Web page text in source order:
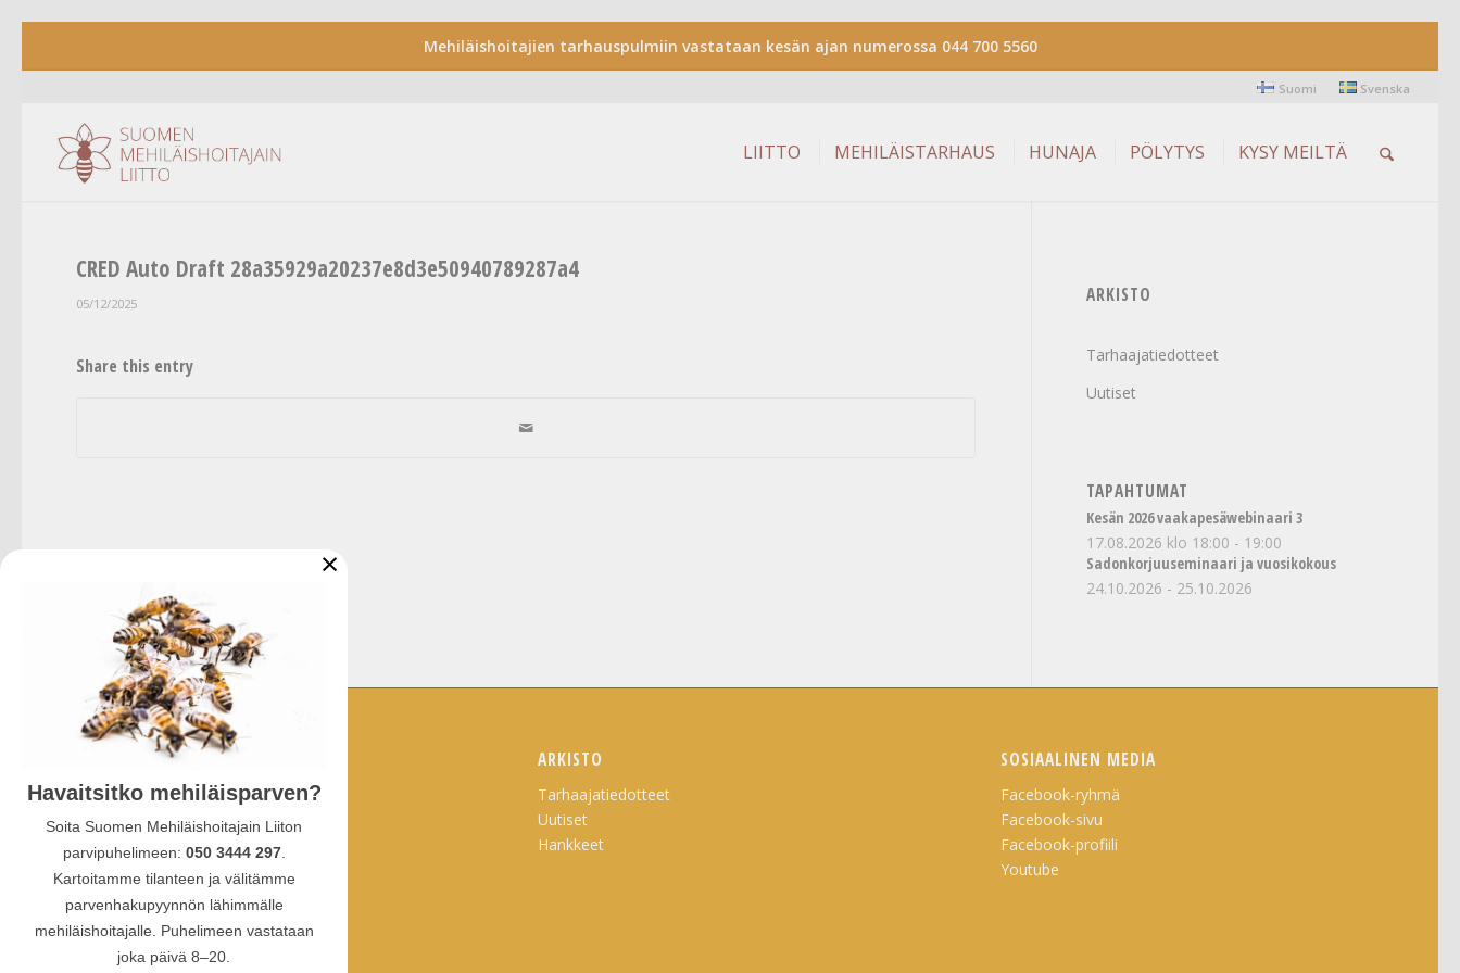
Mehiläishoitajien tarhauspulmiin vastataan kesän ajan numerossa 044 700 5560
Suomi Svenska
LIITTO MEHILÄISTARHAUS HUNAJA PÖLYTYS KYSY MEILTÄ
CRED Auto Draft 28a35929a20237e8d3e50940789287a4
05/12/2025
Share this entry
ARKISTO
Tarhaajatiedotteet
Uutiset
TAPAHTUMAT
Kesän 2026 vaakapesäwebinaari 3
17.08.2026 klo 18:00 - 19:00
Sadonkorjuuseminaari ja vuosikokous
24.10.2026 - 25.10.2026
YHTEYSTIEDOT
Ullanlinnankatu 1 A 3
00130 Helsinki
puhelin:
010 387 4770
sähköposti: sml(at)hunaja.net
Tietosuojaselosteet
ARKISTO
Tarhaajatiedotteet
Uutiset
Hankkeet
SOSIAALINEN MEDIA
Facebook-ryhmä
Facebook-sivu
Facebook-profiili
Youtube
Havaitsitko mehiläisparven?
Soita Suomen Mehiläishoitajain Liiton
parvipuhelimeen: 050 3444 297.
Kartoitamme tilanteen ja välitämme
parvenhakupyynnön lähimmälle
mehiläishoitajalle. Puhelimeen vastataan
joka päivä 8–20.
×